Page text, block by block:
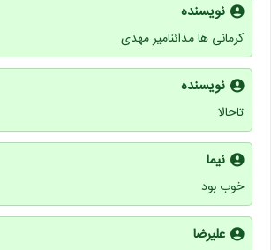
نویسنده
کرمانی ها مدائنامیر مهدی
نویسنده
تاحالا
نیما
خوب بود
علیرضا